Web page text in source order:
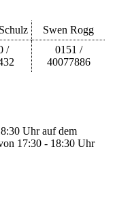
Swen Rogg
/
0151 /
40077886
Uhr auf dem
17:30 - 18:30 Uhr